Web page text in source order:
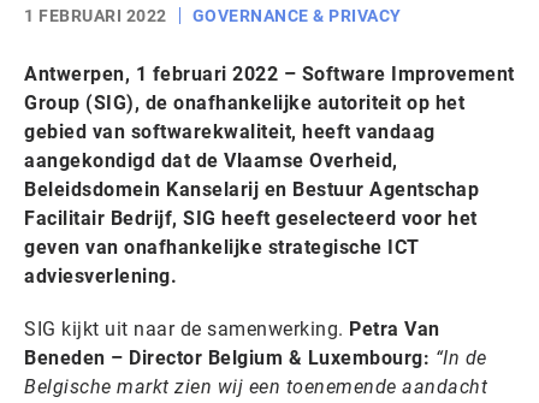
1 FEBRUARI 2022 GOVERNANCE & PRIVACY
Antwerpen, 1 februari 2022 – Software Improvement
Group (SIG), de onafhankelijke autoriteit op het
gebied van softwarekwaliteit, heeft vandaag
aangekondigd dat de Vlaamse Overheid,
Beleidsdomein Kanselarij en Bestuur Agentschap
Facilitair Bedrijf, SIG heeft geselecteerd voor het
geven van onafhankelijke strategische ICT
adviesverlening.
SIG kijkt uit naar de samenwerking. Petra Van
Beneden – Director Belgium & Luxembourg: “In de
Belgische markt zien wij een toenemende aandacht